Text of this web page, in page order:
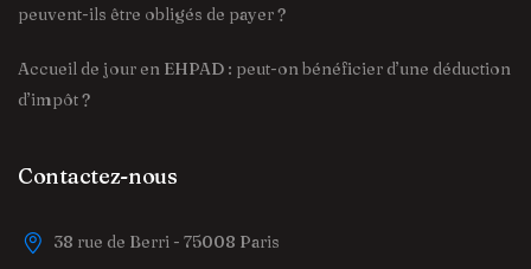
peuvent-ils être obligés de payer ?
Accueil de jour en EHPAD : peut-on bénéficier d’une déduction
d’impôt ?
Contactez-nous
38 rue de Berri - 75008 Paris